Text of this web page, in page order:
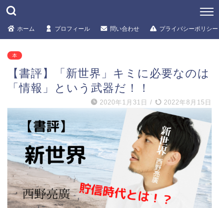
ホーム プロフィール 問い合わせ プライバシーポリシー
本
【書評】「新世界」キミに必要なのは
「情報」という武器だ！！
2020年1月31日 / 2022年8月15日